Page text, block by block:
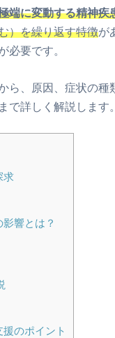
端に変動する精神疾
）を繰り返す特徴が
必要です。
ら、原因、症状の種
で詳しく解説します。
求
響とは？
のポイント